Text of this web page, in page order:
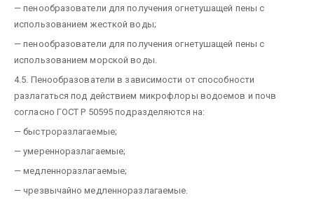
— пенообразователи для получения огнетушащей пены с
использованием жесткой воды;
— пенообразователи для получения огнетушащей пены с
использованием морской воды.
4.5. Пенообразователи в зависимости от способности
разлагаться под действием микрофлоры водоемов и почв
согласно ГОСТ Р 50595 подразделяются на:
— быстроразлагаемые;
— умеренноразлагаемые;
— медленноразлагаемые;
— чрезвычайно медленноразлагаемые.